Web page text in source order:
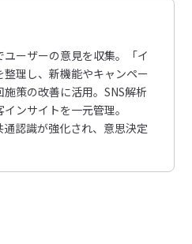
ユーザーの意見を収集。「イ
理し、新機能やキャンペー
策の改善に活用。SNS解析
ンサイトを一元管理。
認識が強化され、意思決定